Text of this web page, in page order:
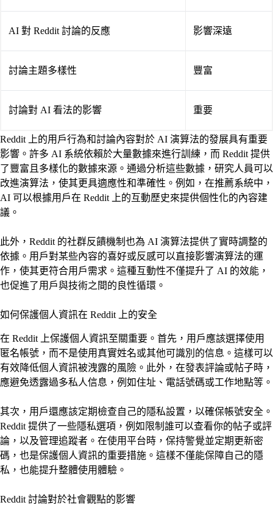
AI 對 Reddit 討論的反應 影響深遠
討論主題多樣性 豐富
討論對 AI 看法的影響 重要
Reddit 上的用戶行為和討論內容對於 AI 演算法的發展具有重要
影響。許多 AI 系統依賴於大量數據來進行訓練，而 Reddit 提供
了豐富且多樣化的數據來源。通過分析這些數據，研究人員可以
改進演算法，使其更具適應性和準確性。例如，在推薦系統中，
AI 可以根據用戶在 Reddit 上的互動歷史來提供個性化的內容建
議。
此外，Reddit 的社群反饋機制也為 AI 演算法提供了實時調整的
依據。用戶對某些內容的喜好或反感可以直接影響演算法的運
作，使其更符合用戶需求。這種互動性不僅提升了 AI 的效能，
也促進了用戶與技術之間的良性循環。
如何保護個人資訊在 Reddit 上的安全
在 Reddit 上保護個人資訊至關重要。首先，用戶應該選擇使用
匿名帳號，而不是使用真實姓名或其他可識別的信息。這樣可以
有效降低個人資訊被洩露的風險。此外，在發表評論或帖子時，
應避免透露過多私人信息，例如住址、電話號碼或工作地點等。
其次，用戶還應該定期檢查自己的隱私設置，以確保帳號安全。
Reddit 提供了一些隱私選項，例如限制誰可以查看你的帖子或評
論，以及管理追蹤者。在使用平台時，保持警覺並定期更新密
碼，也是保護個人資訊的重要措施。這樣不僅能保障自己的隱
私，也能提升整體使用體驗。
Reddit 討論對於社會觀點的影響